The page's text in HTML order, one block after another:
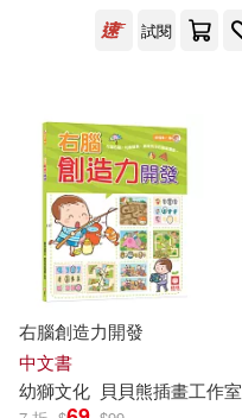
試閱
右腦創造力開發
中文書
幼獅文化 貝貝熊插畫工作室